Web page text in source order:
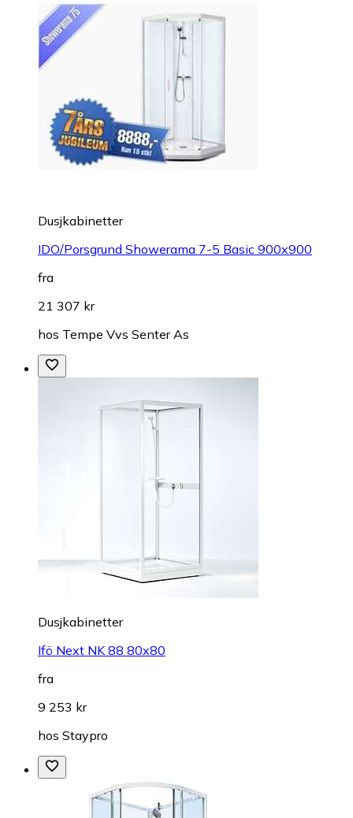
Dusjkabinetter
IDO/Porsgrund Showerama 7-5 Basic 900x900
fra
21 307 kr
hos Tempe Vvs Senter As
Dusjkabinetter
Ifö Next NK 88 80x80
fra
9 253 kr
hos Staypro